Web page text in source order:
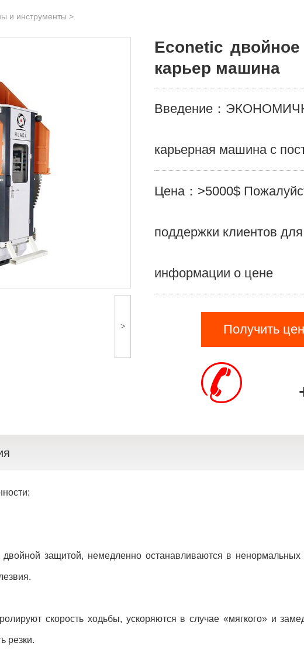
и инструменты >
>
Econetic
карьер машина
Введение：
карьерная машина с
Цена：>5000$
поддержки клиентов
информации о цене
Получить
защитой, немедленно останавливаются в ненормальных
скорость ходьбы, ускоряются в случае «мягкого» и
резки.